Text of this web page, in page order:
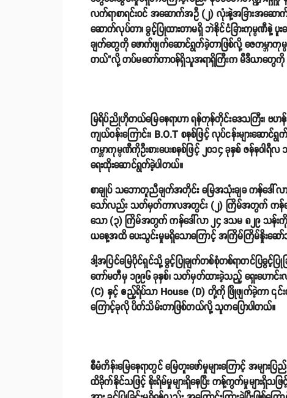
လက်ရာစာရင်းဝင် အဆောက်အဦ (၂) လုံးနဲ့အခြားအဆေ
ဆောက်လုပ်တာ၊ ခွင့်ပြုထားတာမရှိ ဘဲနိုင်ငံခြားကုမ္ပဏီနဲ့
ချက်တွေကို ဖောက်ဖျက်ဆောင်ရွက်ခဲ့တာဖြစ်လို့ ဇေကမ္ဘာကုမ္ပ
တယ်"လို့ တပ်မတော်တာဝန်ရှိသူအရာရှိကြီးက မီဒီယာတွေကို
မြရိပ်ညိုဟိုတယ်မြေနေရာဟာ ရန်ကုန်တိုင်းဒေသကြီး၊ ဗ
ကျယ်ဝန်းကြောင်း၊ B.O.T စနစ်ဖြင့် လုပ်ငန်းများဆ
ကမ္ဘာကုမ္ပဏီကိုဦးစားပေးစနစ်ဖြင့် ၂၀၁၄ ခုနှစ် ဇ
ရေးထိုးဆောင်ရွက်ခဲ့ပါတယ်။
စာချုပ် သဘောတူညီချက်အတိုင်း မြေအသုံးချခ ကန်ဒေါ်
သော်လည်း သတ်မှတ်ကာလအတွင်း (၂) ကြိမ်အတွက် ကန်ဒေါ်လ
သော (၃) ကြိမ်အတွက် ကန်ဒေါ်လာ ၂၄ ဒသမ ၈၂၉ သန်းကို
ယနေ့အထိ ပေးသွင်းမှုမရှိသောကြောင့် အကြိမ်ကြိမ်နှိုးဆ
ဒါ့အပြင်မြေပိုင်ရှင်သို့ ခွင့်ပြုချက်တစ်စုံတစ်ရာတင်ပြခွင့်
ကော်မတီမှ ၁၉၉၆ ခုနှစ်၊ သတ်မှတ်ထားခဲ့သည့် ရှေးဟောင်
(C) နှင့် ဧည့်ရိပ်သာ House (D) တို့ကို ဖြိုဖျက်ခဲ့ကာ ၎
ကြောင့်ခုလို ပိတ်သိမ်းတာဖြစ်တယ်လို့ သူကပြောပါတယ်။
စီမံကိန်းမြေနေရာတွင် မြေတူးဖော်မှုများကြောင့် အမျာ
ထိခိုက်နိုင်သဖြင့် စိုးရိမ်မှုများရှိနေပြီး ကန့်ကွက်မှုများ